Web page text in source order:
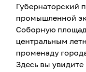
Губернаторский
промышленной
Соборную
центральным
променаду
Здесь вы